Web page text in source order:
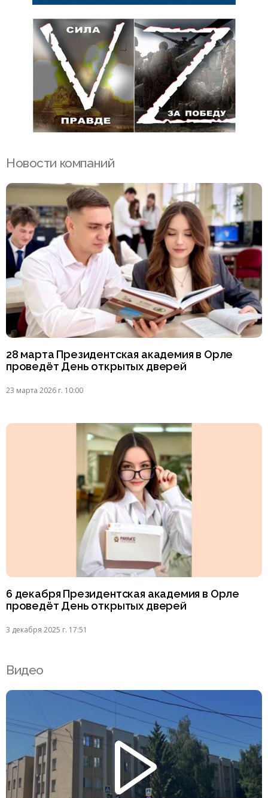
Новости компаний
28 марта Президентская академия в Орле
проведёт День открытых дверей
23 марта 2026 г. 10:00
6 декабря Президентская академия в Орле
проведёт День открытых дверей
3 декабря 2025 г. 17:51
Видео